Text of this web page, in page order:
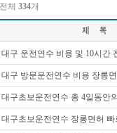
체 334개
대구 운전연수 비용 및 10시간
대구 방문운전연수 비용 장롱
대구초보운전연수 총 4일동안
대구초보운전연수 장롱면허